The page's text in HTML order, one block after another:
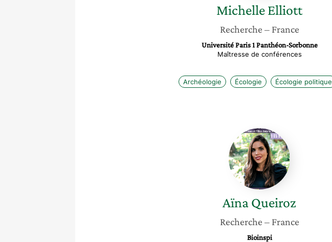
MichelleElliott
Recherche – France
Université Paris 1 Panthéon-Sorbonne
Maîtresse de conférences
Archéologie Écologie Écologie politique
Aïna
Queiroz
AïnaQueiroz
Recherche – France
Bioinspi